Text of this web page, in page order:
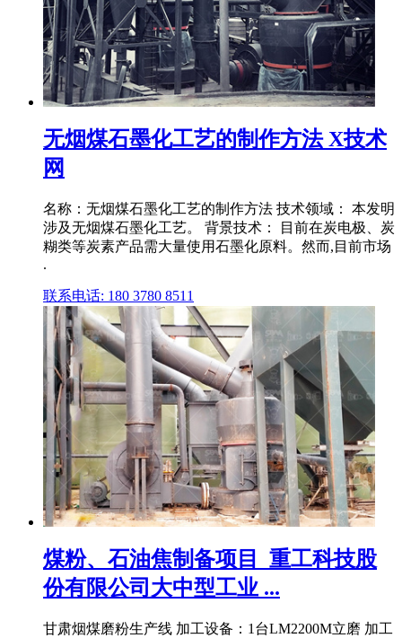
无烟煤石墨化工艺的制作方法 X技术
网
名称：无烟煤石墨化工艺的制作方法 技术领域： 本发明
涉及无烟煤石墨化工艺。 背景技术： 目前在炭电极、炭
糊类等炭素产品需大量使用石墨化原料。然而,目前市场
.
联系电话: 180 3780 8511
煤粉、石油焦制备项目_重工科技股
份有限公司大中型工业 ...
甘肃烟煤磨粉生产线 加工设备：1台LM2200M立磨 加工